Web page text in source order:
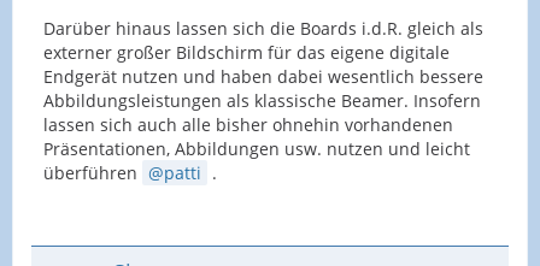
Darüber hinaus lassen sich die Boards i.d.R. gleich als
externer großer Bildschirm für das eigene digitale
Endgerät nutzen und haben dabei wesentlich bessere
Abbildungsleistungen als klassische Beamer. Insofern
lassen sich auch alle bisher ohnehin vorhandenen
Präsentationen, Abbildungen usw. nutzen und leicht
überführen
patti .